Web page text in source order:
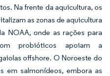
Na frente da aquicultura, os
as zonas de aquicultura
NOAA, onde as rações para
probióticos apoiam a
offshore. O Noroeste do
em salmonídeos, embora as